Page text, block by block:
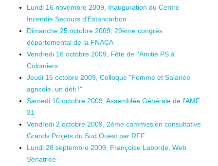
Lundi 16 novembre 2009, Inauguration du Centre
Incendie Secours d'Estancarbon
Dimanche 25 octobre 2009, 29ème congrès
départemental de la FNACA
Vendredi 16 octobre 2009, Fête de l'Amitié PS à
Colomiers
Jeudi 15 octobre 2009, Colloque "Femme et Salariée
agricole, un défi !"
Samedi 10 octobre 2009, Assemblée Générale de l'AMF
31
Vendredi 2 octobre 2009, 2ème commission consultative
Grands Projets du Sud Ouest par RFF
Lundi 28 septembre 2009, Françoise Laborde, Web
Sénatrice